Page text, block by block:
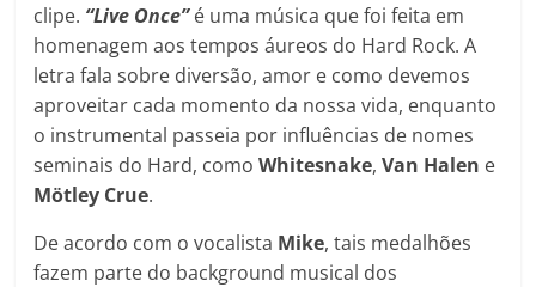
clipe. “Live Once”é uma música que foi feita em
homenagem aos tempos áureos do Hard Rock. A
letra fala sobre diversão, amor e como devemos
aproveitar cada momento da nossa vida, enquanto
o instrumental passeia por influências de nomes
seminais do Hard, comoWhitesnake,Van Halen e
Mötley Crue.
De acordo com o vocalista Mike, tais medalhões
fazem parte do background musical dos